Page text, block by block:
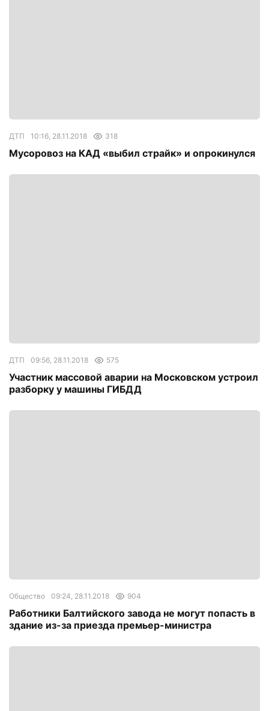
ДТП 10:16, 28.11.2018 318
Мусоровоз на КАД «выбил страйк» и опрокинулся
ДТП 09:56, 28.11.2018 575
Участник массовой аварии на Московском устроил
разборку у машины ГИБДД
Общество 09:24, 28.11.2018 904
Работники Балтийского завода не могут попасть в
здание из-за приезда премьер-министра